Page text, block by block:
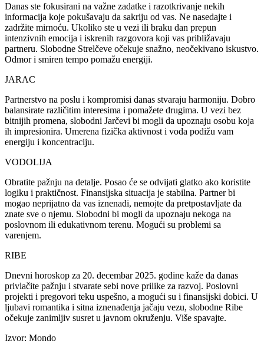
Danas ste fokusirani na važne zadatke i razotkrivanje nekih
informacija koje pokušavaju da sakriju od vas. Ne nasedajte i
zadržite mirnoću. Ukoliko ste u vezi ili braku dan prepun
intenzivnih emocija i iskrenih razgovora koji vas približavaju
partneru. Slobodne Strelčeve očekuje snažno, neočekivano iskustvo.
Odmor i smiren tempo pomažu energiji.
JARAC
Partnerstvo na poslu i kompromisi danas stvaraju harmoniju. Dobro
balansirate različitim interesima i pomažete drugima. U vezi bez
bitnijih promena, slobodni Jarčevi bi mogli da upoznaju osobu koja
ih impresionira. Umerena fizička aktivnost i voda podižu vam
energiju i koncentraciju.
VODOLIJA
Obratite pažnju na detalje. Posao će se odvijati glatko ako koristite
logiku i praktičnost. Finansijska situacija je stabilna. Partner bi
mogao neprijatno da vas iznenadi, nemojte da pretpostavljate da
znate sve o njemu. Slobodni bi mogli da upoznaju nekoga na
poslovnom ili edukativnom terenu. Mogući su problemi sa
varenjem.
RIBE
Dnevni horoskop za 20. decembar 2025. godine kaže da danas
privlačite pažnju i stvarate sebi nove prilike za razvoj. Poslovni
projekti i pregovori teku uspešno, a mogući su i finansijski dobici. U
ljubavi romantika i sitna iznenađenja jačaju vezu, slobodne Ribe
očekuje zanimljiv susret u javnom okruženju. Više spavajte.
Izvor: Mondo